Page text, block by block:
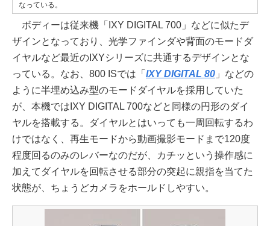
なっている。
ボディーは従来機「IXY DIGITAL 700」などに似たデ
ザインとなっており、光学ファインダや背面のモードダ
イヤルなど最近のIXYシリーズに共通するデザインとな
っている。なお、800 ISでは「 IXY DIGITAL 80 」などの
ように半埋め込み型のモードダイヤルを採用していた
が、本機ではIXY DIGITAL 700などと同様の円形のダイ
ヤルを搭載する。ダイヤルとはいっても一周回転するわ
けではなく、再生モードから動画撮影モードまで120度
程度回るのみのレバーなのだが、カチッという操作感に
加えてダイヤルを回転させる部分の突起に親指を当てた
状態が、ちょうどカメラをホールドしやすい。